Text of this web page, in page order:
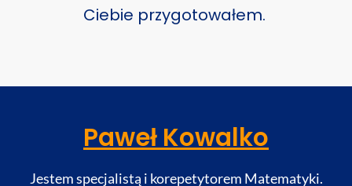
Ciebie przygotowałem.
Paweł Kowalko
Jestem specjalistą i korepetytorem Matematyki.